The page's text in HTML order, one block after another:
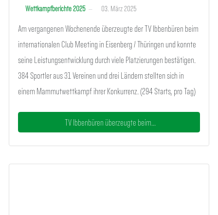
Wettkampfberichte 2025 03. März 2025
Am vergangenen Wochenende überzeugte der TV Ibbenbüren beim
internationalen Club Meeting in Eisenberg / Thüringen und konnte
seine Leistungsentwicklung durch viele Platzierungen bestätigen.
384 Sportler aus 31 Vereinen und drei Ländern stellten sich in
einem Mammutwettkampf ihrer Konkurrenz. (294 Starts, pro Tag)
TV Ibbenbüren überzeugte beim...